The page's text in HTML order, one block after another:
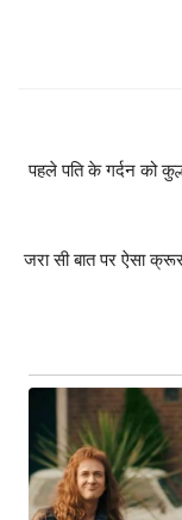
पहले पति के गर्दन को
जरा सी बात पर ऐसा